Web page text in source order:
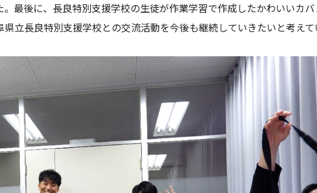
最後に、長良特別支援学校の生徒が作業学習で作成したかわいいカ
立長良特別支援学校との交流活動を今後も継続していきたいと考えて